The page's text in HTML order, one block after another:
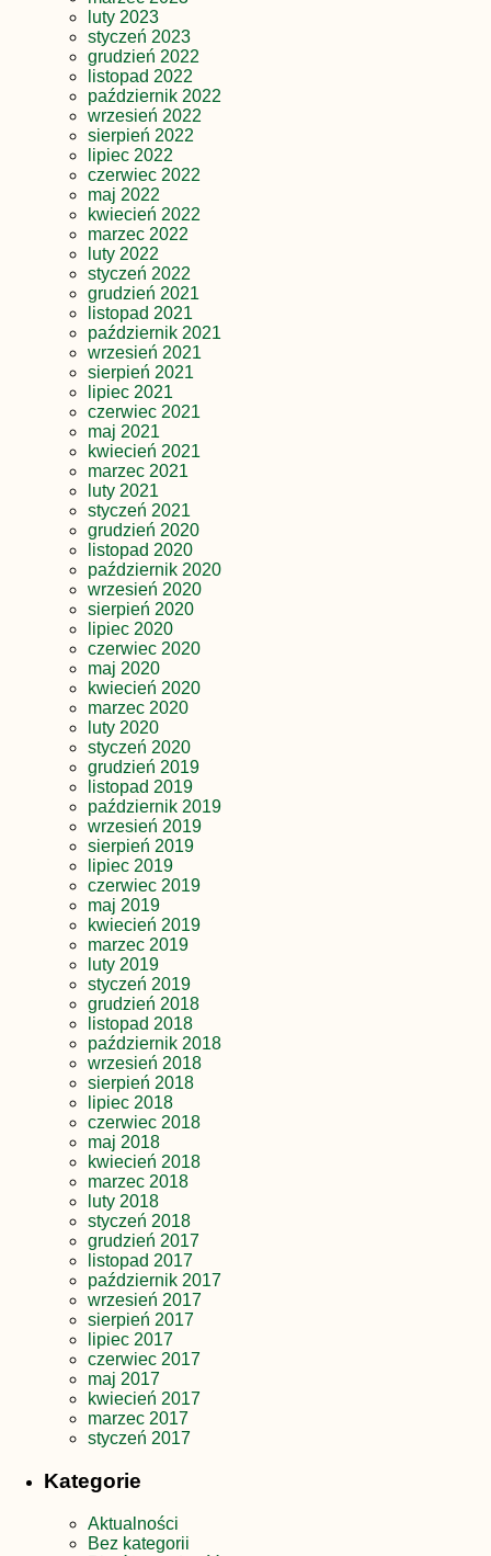
luty 2023
styczeń 2023
grudzień 2022
listopad 2022
październik 2022
wrzesień 2022
sierpień 2022
lipiec 2022
czerwiec 2022
maj 2022
kwiecień 2022
marzec 2022
luty 2022
styczeń 2022
grudzień 2021
listopad 2021
październik 2021
wrzesień 2021
sierpień 2021
lipiec 2021
czerwiec 2021
maj 2021
kwiecień 2021
marzec 2021
luty 2021
styczeń 2021
grudzień 2020
listopad 2020
październik 2020
wrzesień 2020
sierpień 2020
lipiec 2020
czerwiec 2020
maj 2020
kwiecień 2020
marzec 2020
luty 2020
styczeń 2020
grudzień 2019
listopad 2019
październik 2019
wrzesień 2019
sierpień 2019
lipiec 2019
czerwiec 2019
maj 2019
kwiecień 2019
marzec 2019
luty 2019
styczeń 2019
grudzień 2018
listopad 2018
październik 2018
wrzesień 2018
sierpień 2018
lipiec 2018
czerwiec 2018
maj 2018
kwiecień 2018
marzec 2018
luty 2018
styczeń 2018
grudzień 2017
listopad 2017
październik 2017
wrzesień 2017
sierpień 2017
lipiec 2017
czerwiec 2017
maj 2017
kwiecień 2017
marzec 2017
styczeń 2017
Kategorie
Aktualności
Bez kategorii